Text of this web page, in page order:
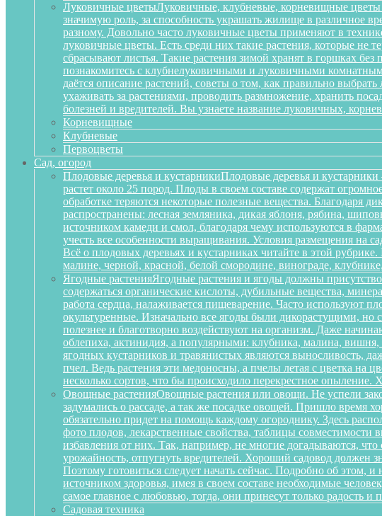
Луковичные цветыЛуковичные, клубневые, корневищные цветы
значимую роль, за способность украшать жилище в различное
разному. Довольно часто луковичные цветы применяют в
луковичные цветы. Есть среди них такие растения, которые не
сбрасывают листья. Такие растения зимой хранят в горшках
познакомитесь с клубнелуковичными и луковичными
даётся описание растений, советы о том, как правильно
ухаживать за растениями, проводить размножение, хранить
болезней и вредителей. Вы узнаете название луковичных,
Корневищные
Клубневые
Первоцветы
Сад, огород
Плодовые деревья и кустарникиПлодовые деревья и
растет около 25 пород. Плоды в своем составе содержат
обработке теряются некоторые полезные вещества. Благодаря
распространены: лесная земляника, дикая яблоня, рябина,
источником камеди и смол, благодаря чему используются в
учесть все особенности выращивания. Условия размещения на
Всё о плодовых деревьях и кустарниках читайте в этой
малине, черной, красной, белой смородине, винограде,
Ягодные растенияЯгодные растения и ягоды должны
содержаться органические кислоты, дубильные вещества,
работа сердца, налаживается пищеварение. Часто используют
окультуренные. Изначально все ягоды были дикорастущими, но
полезнее и благотворно воздействуют на организм. Даже
облепиха, актинидия, а популярными: клубника, малина,
ягодных кустарников и травянистых являются выносливость,
пчел. Ведь растения эти медоносны, а пчелы летая с цветка
несколько сортов, что бы происходило перекрестное опыление.
Овощные растенияОвощные растения или овощи. Не успели
задумались о рассаде, а так же посадке овощей. Пришло время
обязательно придет на помощь каждому огороднику. Здесь
фото плодов, лекарственные свойства, таблицы совместимости
избавления от них. Так, например, не многие догадываются,
урожайность, отпугнуть вредителей. Хороший садовод должен
Поэтому готовиться следует начать сейчас. Подробно об этом,
источником здоровья, имея в своем составе необходимые
самое главное с любовью, тогда, они принесут только радость и
Садовая техника